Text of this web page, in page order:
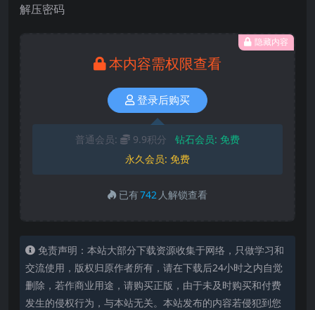
解压密码
隐藏内容
本内容需权限查看
登录后购买
普通会员: 9.9积分 钻石会员: 免费
永久会员: 免费
已有742 人解锁查看
免责声明：本站大部分下载资源收集于网络，只做学习和
交流使用，版权归原作者所有，请在下载后24小时之内自觉
删除，若作商业用途，请购买正版，由于未及时购买和付费
发生的侵权行为，与本站无关。本站发布的内容若侵犯到您